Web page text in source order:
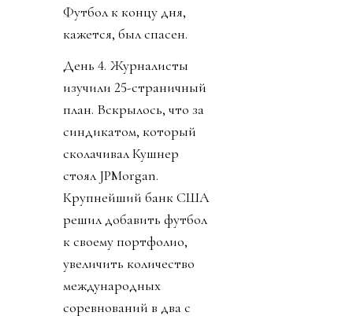
Футбол к концу дня,
кажется, был спасен.
День 4. Журналисты
изучили 25-страничный
план. Вскрылось, что за
синдикатом, который
сколачивал Кушнер
стоял JPMorgan.
Крупнейший банк США
решил добавить футбол
к своему портфолио,
увеличить количество
международных
соревнований в два с